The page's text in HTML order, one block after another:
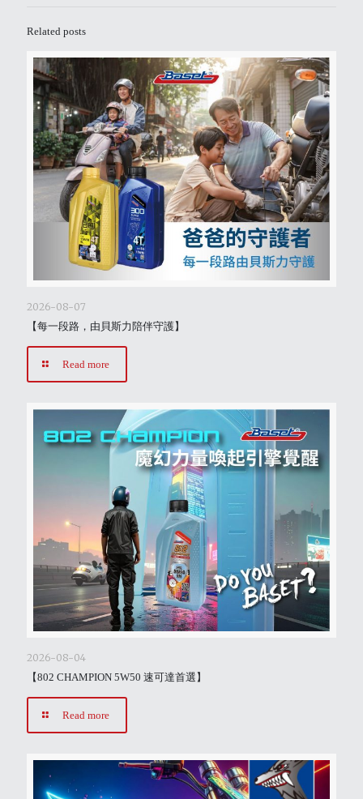
Related posts
2026-08-07
【每一段路，由貝斯力陪伴守護】
Read more
2026-08-04
【802 CHAMPION 5W50 速可達首選】
Read more